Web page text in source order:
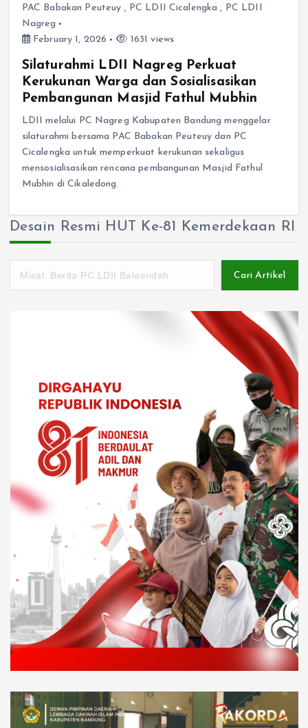
PAC Babakan Peuteuy , PC LDII Cicalengka , PC LDII
Nagreg
February 1, 2026
1631 views
Silaturahmi LDII Nagreg Perkuat
Kerukunan Warga dan Sosialisasikan
Pembangunan Masjid Fathul Mubhin
LDII melalui PC Nagreg Kabupaten Bandung menggelar
silaturahmi bersama PAC Babakan Peuteuy dan PC
Cicalengka untuk memperkuat kerukunan sekaligus
mensosialisasikan rencana pembangunan Masjid Fathul
Mubhin di Cikaledong.
Desain Resmi HUT Ke-81 Kemerdekaan RI
Cari Artikel